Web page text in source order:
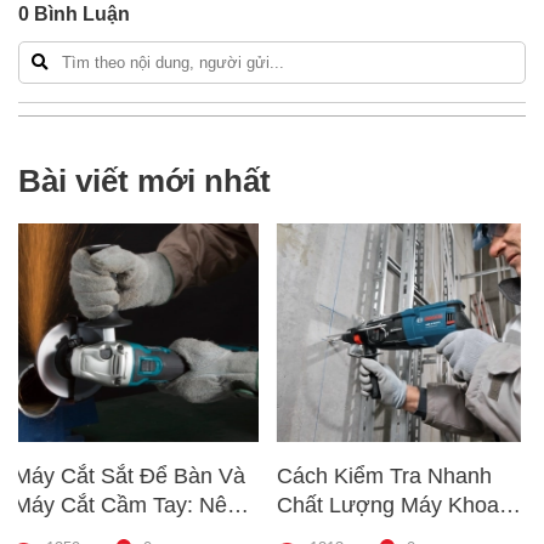
0 Bình Luận
Bài viết mới nhất
Và
Nên
Cách Kiểm Tra Nhanh
Chất Lượng Máy Khoan
Trước Khi Mua – Hướng
5 Mẹo Giúp Bạn
Dụng Máy Siết
Đúng Cách – Bền